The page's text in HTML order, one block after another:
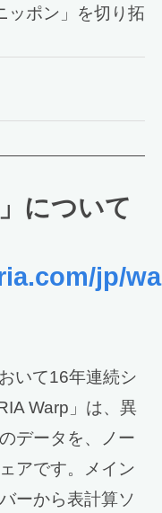
ッポン」を切り拓
について
jp/
いて16年連続シ
Warp」は、異
データを、ノー
アです。メイン
ーから表計算ソ